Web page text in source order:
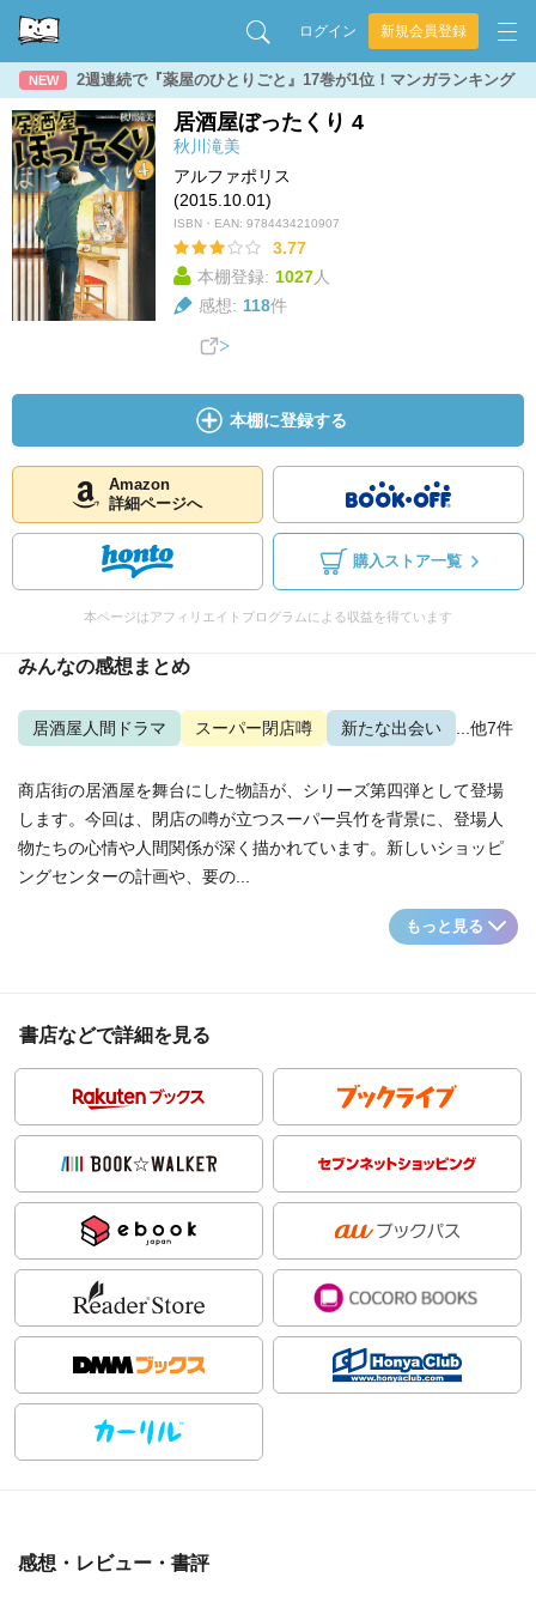
ログイン 新規会員登録
NEW 2週連続で『薬屋のひとりごと』17巻が1位！マンガランキング
居酒屋ぼったくり 4
秋川滝美
アルファポリス
(2015.10.01)
ISBN・EAN: 9784434210907
3.77
本棚登録: 1027人
感想: 118件
本棚に登録する
Amazon
詳細ページへ
購入ストア一覧
本ページはアフィリエイトプログラムによる収益を得ています
みんなの感想まとめ
居酒屋人間ドラマ スーパー閉店噂 新たな出会い ...他7件
商店街の居酒屋を舞台にした物語が、シリーズ第四弾として登場
します。今回は、閉店の噂が立つスーパー呉竹を背景に、登場人
物たちの心情や人間関係が深く描かれています。新しいショッピ
ングセンターの計画や、要の...
もっと見る
書店などで詳細を見る
感想・レビュー・書評